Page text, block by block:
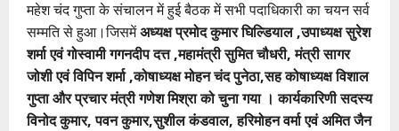
महेश चंद गुप्ता के संचालन में हुई बैठक में सभी पदाधिकारी का चयन सर्व
सम्मति से हुआ।जिसमेंअध्यक्ष प्रमोद कुमार घिल्डियाल ,उपाध्यक्ष सुरेश
शर्मा एवं गोस्वामी गगनदीप दत्त ,महामंत्री सुमित चौधरी, मंत्री सागर
जोशी एवं विपिन शर्मा ,कोषाध्यक्ष मोहन चंद पुनेठा,सह कोषाध्यक्ष विशाल
गुप्ता और प्रचार मंत्री गणेश मिश्रा को चुना गया । कार्यकारिणी सदस्य
विनोद कुमार, पवन कुमार,सुशील कंडवाल, हरिमोहन वर्मा एवं अमित जैन